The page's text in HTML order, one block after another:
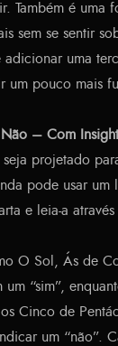
Também é uma
sem se sentir
uma
um pouco mais
– Com Insight
projetado
pode usar um
e leia-a
O Sol, Ás de
um “sim”,
Cinco de
um “não”.